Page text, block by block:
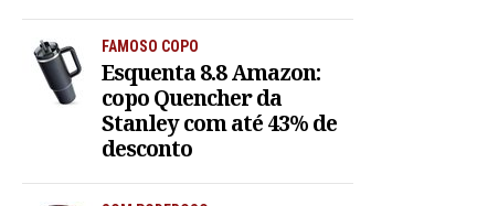
FAMOSO COPO
Esquenta 8.8 Amazon:
copo Quencher da
Stanley com até 43% de
desconto